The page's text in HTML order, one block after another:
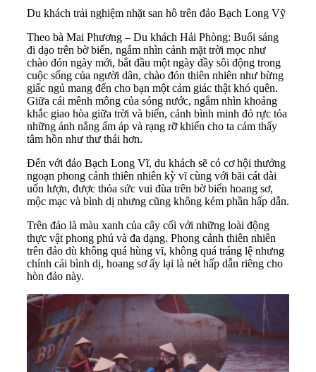
Du khách trải nghiệm nhặt san hô trên đảo Bạch Long Vỹ
Theo bà Mai Phương – Du khách Hải Phòng: Buổi sáng
đi dạo trên bờ biển, ngắm nhìn cảnh mặt trời mọc như
chào đón ngày mới, bắt đầu một ngày đầy sôi động trong
cuộc sống của người dân, chào đón thiên nhiên như bừng
giấc ngủ mang đến cho bạn một cảm giác thật khó quên.
Giữa cái mênh mông của sóng nước, ngắm nhìn khoảng
khắc giao hòa giữa trời và biển, cảnh bình minh đỏ rực tỏa
những ánh nắng ấm áp và rạng rỡ khiến cho ta cảm thấy
tâm hồn như thư thái hơn.
Đến với đảo Bạch Long Vĩ, du khách sẽ có cơ hội thưởng
ngoạn phong cảnh thiên nhiên kỳ vĩ cùng với bãi cát dài
uốn lượn, được thỏa sức vui đùa trên bờ biển hoang sơ,
mộc mạc và bình dị nhưng cũng không kém phần hấp dẫn.
Trên đảo là màu xanh của cây cối với những loài động
thực vật phong phú và đa dạng. Phong cảnh thiên nhiên
trên đảo dù không quá hùng vĩ, không quá tráng lệ nhưng
chính cái bình dị, hoang sơ ấy lại là nét hấp dẫn riêng cho
hòn đảo này.